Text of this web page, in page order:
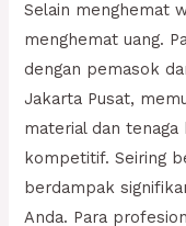
Selain menghemat
menghemat uang.
dengan pemasok
Jakarta Pusat,
material dan tenaga
kompetitif. Seiring
berdampak
Anda. Para